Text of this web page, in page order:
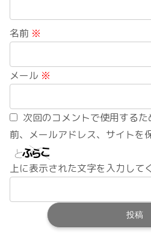
名前 ※
メール ※
次回のコメントで使用する
前、メールアドレス、サイトを
上に表示された文字を入力して